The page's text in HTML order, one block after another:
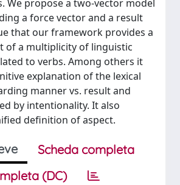
We propose a two-vector model
a force vector and a result
that our framework provides a
of a multiplicity of linguistic
to verbs. Among others it
explanation of the lexical
manner vs. result and
by intentionality. It also
definition of aspect.
Scheda completa
(DC)